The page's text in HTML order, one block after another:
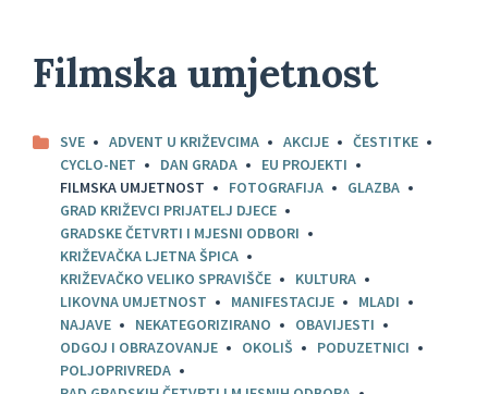
Filmska umjetnost
SVE ADVENT U KRIŽEVCIMA AKCIJE
ČESTITKE
CYCLO-NET
DAN GRADA
EU PROJEKTI
FILMSKA UMJETNOST
FOTOGRAFIJA
GLAZBA
GRAD KRIŽEVCI PRIJATELJ DJECE
GRADSKE ČETVRTI I MJESNI ODBORI
KRIŽEVAČKA LJETNA ŠPICA
KRIŽEVAČKO VELIKO SPRAVIŠČE
KULTURA
LIKOVNA UMJETNOST
MANIFESTACIJE
MLADI
NAJAVE
NEKATEGORIZIRANO
OBAVIJESTI
ODGOJ I OBRAZOVANJE
OKOLIŠ
PODUZETNICI
POLJOPRIVREDA